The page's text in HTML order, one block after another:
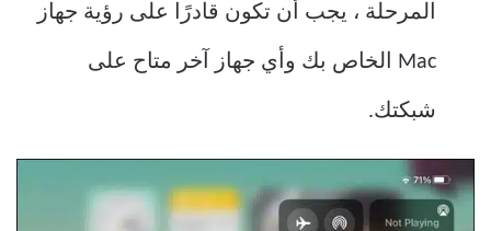
المرحلة ، يجب أن تكون قادرًا على رؤية جهاز
Mac الخاص بك وأي جهاز آخر متاح على
شبكتك.